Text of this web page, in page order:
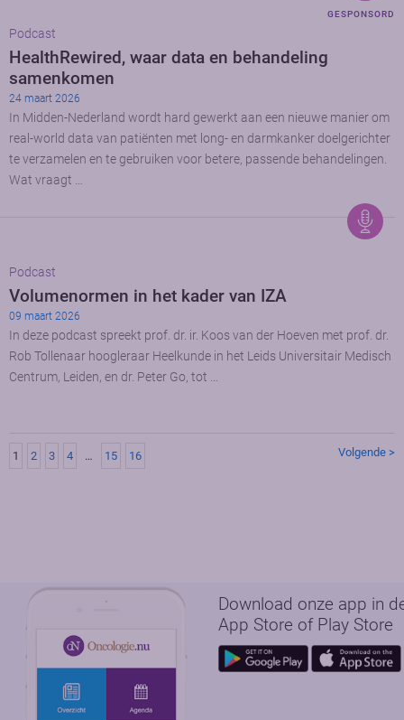
GESPONSORD
Podcast
HealthRewired, waar data en behandeling
samenkomen
24 maart 2026
In Midden-Nederland wordt hard gewerkt aan een nieuwe manier om
real-world data van patiënten met long- en darmkanker doelgerichter
te verzamelen en te gebruiken voor betere, passende behandelingen.
Wat vraagt …
Podcast
Volumenormen in het kader van IZA
09 maart 2026
In deze podcast spreekt prof. dr. ir. Koos van der Hoeven met prof. dr.
Rob Tollenaar hoogleraar Heelkunde in het Leids Universitair Medisch
Centrum, Leiden, en dr. Peter Go, tot …
1 2 3 4 … 15 16 Volgende >
Download onze app in
App Store of Play Store